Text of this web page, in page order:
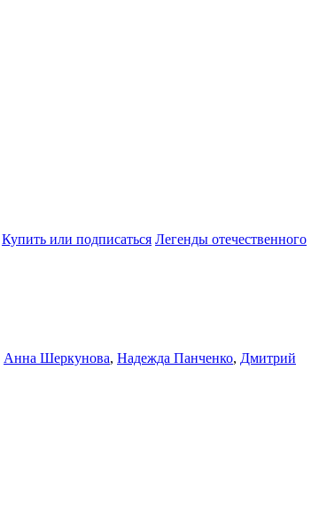
Купить или подписаться Легенды отечественного
Анна Шеркунова, Надежда Панченко, Дмитрий